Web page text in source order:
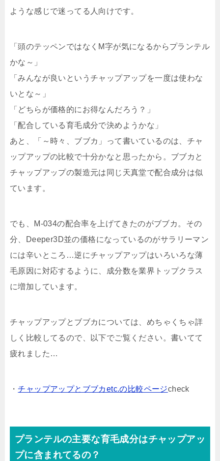
ような感じで迷ってる人向けです。
「頭のテッペンではなく M字が気になるからプランテル
かな～」
「みんなが良い というチャップアップを一度は使わな
いとな～」
「どちらが価格的にお得なんだろう？」
「配合している育毛成分で決めようかな」
あと、「～時々、ブブカ」って書いているのは、チャ
ップアップの比較で十分かなと思ったから。ブブカと
チャップアップの製造元は同じ天真堂で配合成分は似
ています。
でも、M-034の配合率を上げてきたのがブブカ。その
分、Deeper3D並の価格になっているのがサラリーマン
には辛いところ…逆にチャップアップはいろいろな薄
毛原因に対応するように、成分数を業界トップクラス
に増加しています。
チャップアップとブブカについては、めちゃくちゃ詳
しく比較してるので、以下でご覧ください。書いてて
疲れました…
・チャップアップとブブカetc.の比較ページcheck
プランテルの主要な育毛成分はチャップアッ
プに含まれてるの？